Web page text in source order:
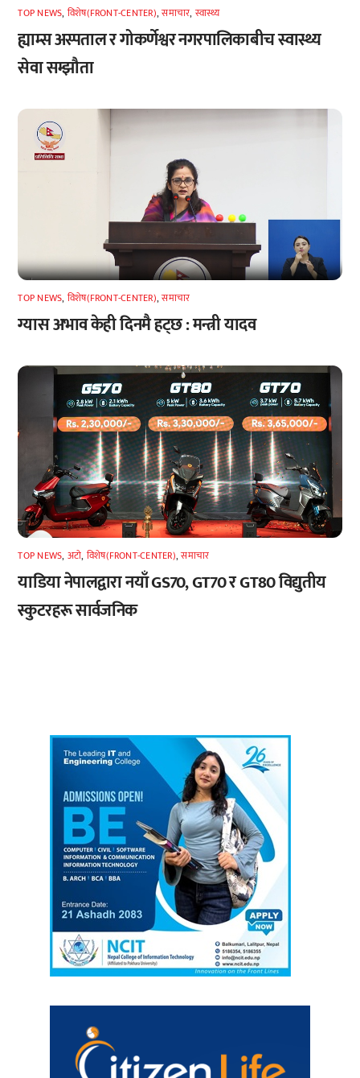
TOP NEWS, विशेष(FRONT-CENTER),समाचार, स्वास्थ्य
ह्याम्स अस्पताल र गोकर्णेश्वर नगरपालिकाबीच स्वास्थ्य
सेवा सम्झौता
TOP NEWS, विशेष(FRONT-CENTER),समाचार
ग्यास अभाव केही दिनमै हट्छ : मन्त्री यादव
TOP NEWS, अटाे, विशेष(FRONT-CENTER),समाचार
याडिया नेपालद्वारा नयाँ GS70, GT70 र GT80 विद्युतीय
स्कुटरहरू सार्वजनिक